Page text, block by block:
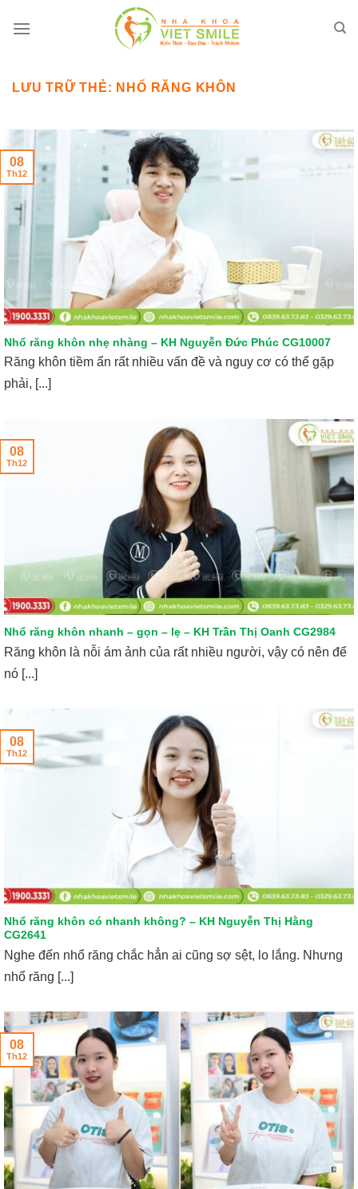
qua
LƯU TRỮ THẺ: NHỔ RĂNG KHÔN
Nhổ răng khôn nhẹ nhàng – KH Nguyễn Đức Phúc CG10007
Răng khôn tiềm ẩn rất nhiều vấn đề và nguy cơ có thể gặp
phải, [...]
08
Th12
Nhổ răng khôn nhanh – gọn – lẹ – KH Trần Thị Oanh CG2984
Răng khôn là nỗi ám ảnh của rất nhiều người, vậy có nên để
nó [...]
08
Th12
Nhổ răng khôn có nhanh không? – KH Nguyễn Thị Hằng
CG2641
Nghe đến nhổ răng chắc hẳn ai cũng sợ sệt, lo lắng. Nhưng
nhổ răng [...]
08
Th12
08
Th12